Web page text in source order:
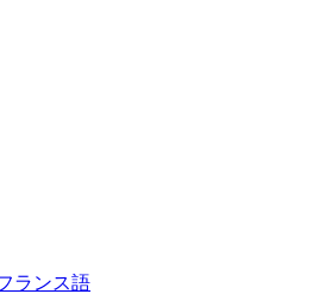
ランス語